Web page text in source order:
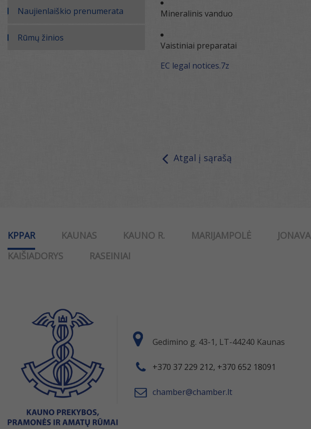
Naujienlaiškio prenumerata
Rūmų žinios
Mineralinis vanduo
Vaistiniai preparatai
EC legal notices.7z
Atgal į sąrašą
KPPAR KAUNAS KAUNO R. MARIJAMPOLĖ JONAVA
KAIŠIADORYS
RASEINIAI
Gedimino g. 43-1, LT-44240 Kaunas
+370 37 229 212, +370 652 18091
chamber@chamber.lt